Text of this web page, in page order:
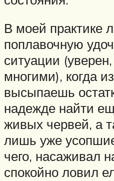
В моей практике
поплавочную
ситуации
многими), когда
высыпаешь
надежде найти
живых червей, а
лишь уже
чего, насаживал
спокойно ловил